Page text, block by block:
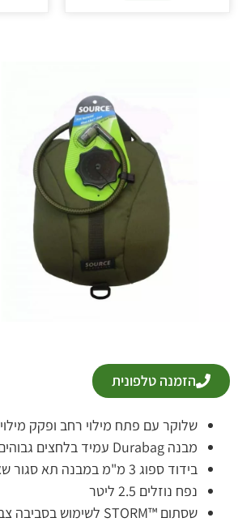
הזמנה טלפונית
שלוקר עם פתח מילוי רחב ופקק מילוי
מבנה Durabag עמיד בלחצים גבוהים
בידוד ספוג 3 מ"מ במבנה תא סגור שאינו סופג מים
נפח נוזלים 2.5 ליטר
שסתום ™STORM לשימוש בסביבה צבאית.